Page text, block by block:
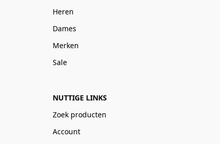
Heren
Dames
Merken
Sale
NUTTIGE LINKS
Zoek producten
Account